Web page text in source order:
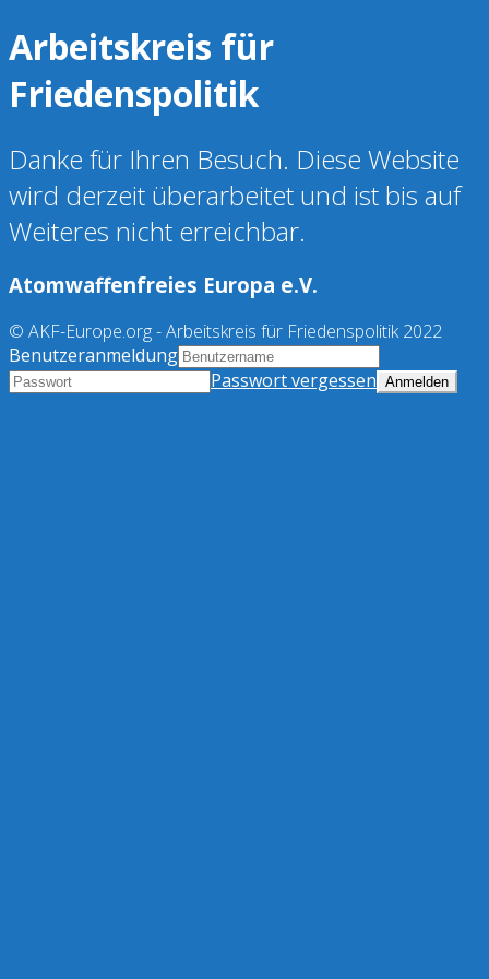
Arbeitskreis für
Friedenspolitik
Danke für Ihren Besuch. Diese Website
wird derzeit überarbeitet und ist bis auf
Weiteres nicht erreichbar.
Atomwaffenfreies Europa e.V.
© AKF-Europe.org - Arbeitskreis für Friedenspolitik 2022
Benutzeranmeldung
Passwort vergessen